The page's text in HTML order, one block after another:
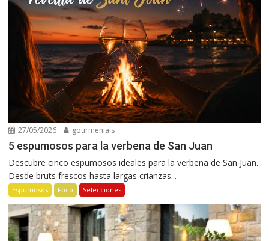
27/05/2026 gourmenials
5 espumosos para la verbena de San Juan
Descubre cinco espumosos ideales para la verbena de San Juan.
Desde bruts frescos hasta largas crianzas...
Espumosos Foco Selecciones